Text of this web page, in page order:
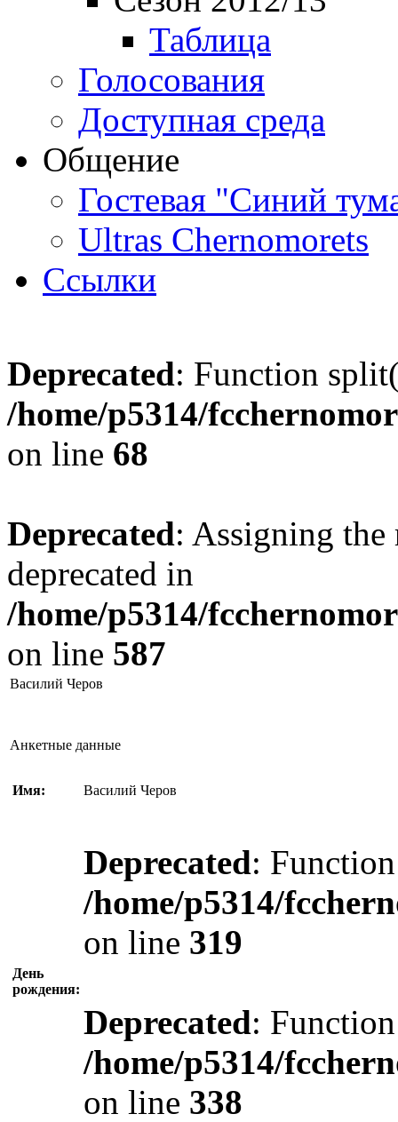
Таблица
Голосования
Доступная среда
Общение
Гостевая "Синий
Ultras Chernomorets
Ссылки
Deprecated: Function
/home/p5314/
on line 68
Deprecated: Assigning the
deprecated in
/home/p5314/
on line 587
Василий Черов
Анкетные данные
Имя: Василий Черов
День
рождения:
Deprecated:
/home/p5314/
on line 319
Deprecated:
/home/p5314/
on line 338